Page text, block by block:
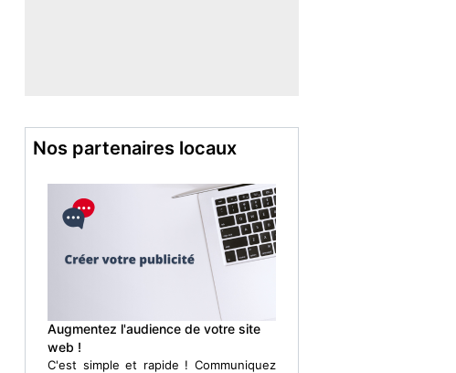
Nos partenaires locaux
Augmentez l'audience de votre site
web !
C'est simple et rapide ! Communiquez